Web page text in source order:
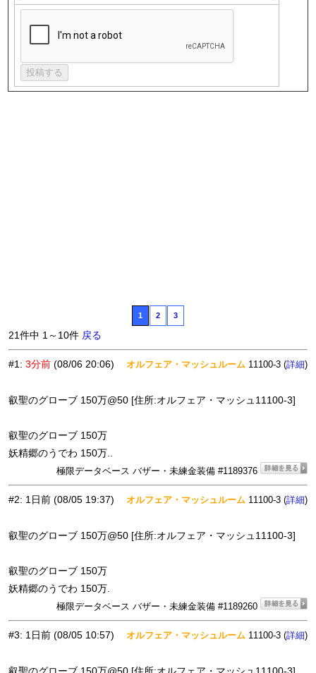
1 2 3
21件中 1～10件 戻る
#1: 3分前 (08/06 20:06) オルフェア・マッシュルーム 11100-3 (詳細)
叡聖のグローブ 150万@50 [住所:オルフェア・マッシュ11100-3]
叡聖のグローブ 150万
妖精郷のうでわ 150万..
極限データベース バザー・未練金装備 #1189376
#2: 1日前 (08/05 19:37) オルフェア・マッシュルーム 11100-3 (詳細)
叡聖のグローブ 150万@50 [住所:オルフェア・マッシュ11100-3]
叡聖のグローブ 150万
妖精郷のうでわ 150万.
極限データベース バザー・未練金装備 #1189260
#3: 1日前 (08/05 10:57) オルフェア・マッシュルーム 11100-3 (詳細)